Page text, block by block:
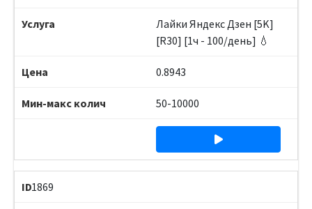
Лайки Яндекс Дзен [5K]
[R30] [1ч - 100/день] 💧
0.8943
50-10000
1869